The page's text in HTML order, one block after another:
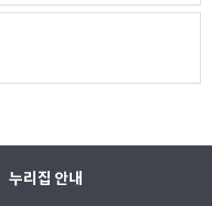
누리집 안내